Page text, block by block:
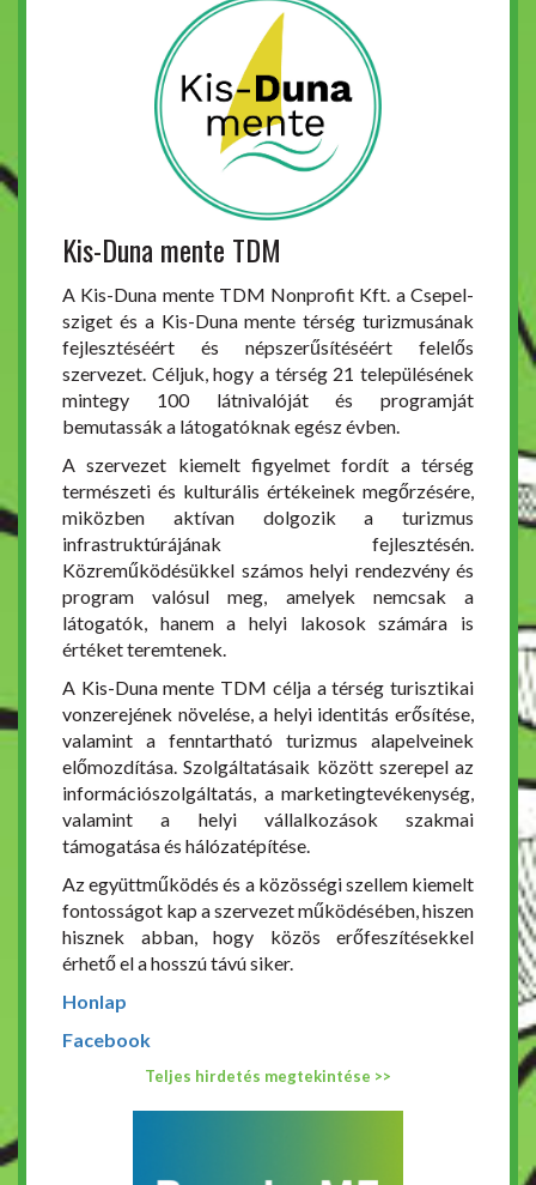
Kis-Duna mente TDM
A Kis-Duna mente TDM Nonprofit Kft. a Csepel-
sziget és a Kis-Duna mente térség turizmusának
fejlesztéséért és népszerűsítéséért felelős
szervezet. Céljuk, hogy a térség 21 településének
mintegy 100 látnivalóját és programját
bemutassák a látogatóknak egész évben.
A szervezet kiemelt figyelmet fordít a térség
természeti és kulturális értékeinek megőrzésére,
miközben aktívan dolgozik a turizmus
infrastruktúrájának fejlesztésén.
Közreműködésükkel számos helyi rendezvény és
program valósul meg, amelyek nemcsak a
látogatók, hanem a helyi lakosok számára is
értéket teremtenek.
A Kis-Duna mente TDM célja a térség turisztikai
vonzerejének növelése, a helyi identitás erősítése,
valamint a fenntartható turizmus alapelveinek
előmozdítása. Szolgáltatásaik között szerepel az
információszolgáltatás, a marketingtevékenység,
valamint a helyi vállalkozások szakmai
támogatása és hálózatépítése.
Az együttműködés és a közösségi szellem kiemelt
fontosságot kap a szervezet működésében, hiszen
hisznek abban, hogy közös erőfeszítésekkel
érhető el a hosszú távú siker.
Honlap
Facebook
Teljes hirdetés megtekintése >>